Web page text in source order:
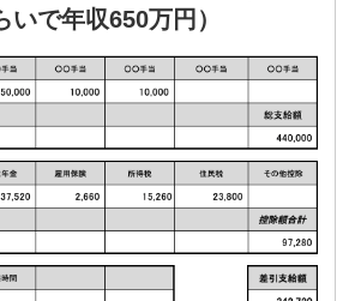
いで年収650万円）